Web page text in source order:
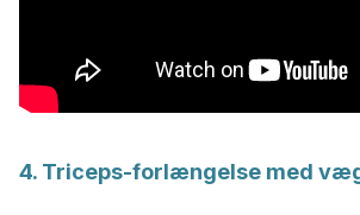
4. Triceps-forlængelse med